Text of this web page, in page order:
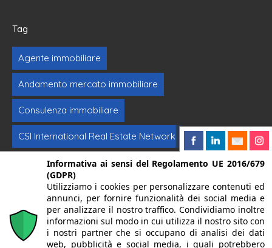
Tag
Agente immobiliare
Andamento mercato immobiliare
Consulenza immobiliare
CSI International Real Estate Network
Formazione immobiliare Intermediazione
Investimenti immobiliari Vendere casa
© 2024. Centro Servizi Immobiliari srl | Mandello del Lario
Informativa ai sensi del Regolamento UE 2016/679
(GDPR)
Utilizziamo i cookies per personalizzare contenuti ed
annunci, per fornire funzionalità dei social media e
per analizzare il nostro traffico. Condividiamo inoltre
informazioni sul modo in cui utilizza il nostro sito con
i nostri partner che si occupano di analisi dei dati
web, pubblicità e social media, i quali potrebbero